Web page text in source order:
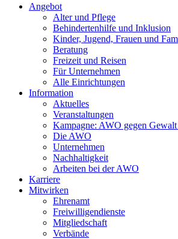
Angebot
Alter und Pflege
Behindertenhilfe und Inklusion
Kinder, Jugend, Frauen und
Beratung
Freizeit und Reisen
Für Unternehmen
Alle Einrichtungen
Information
Aktuelles
Veranstaltungen
Kampagne: AWO gegen Gewalt
Die AWO
Unternehmen
Nachhaltigkeit
Arbeiten bei der AWO
Karriere
Mitwirken
Ehrenamt
Freiwilligendienste
Mitgliedschaft
Verbände